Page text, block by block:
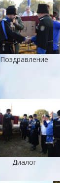
Поздравление
Диалог